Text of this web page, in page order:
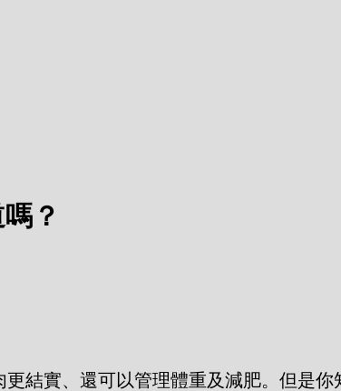
？
結實、還可以管理體重及減肥。但是你